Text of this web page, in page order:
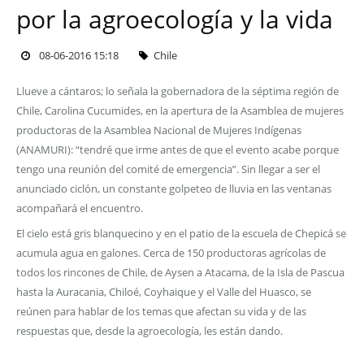
por la agroecología y la vida
08-06-2016 15:18 Chile
Llueve a cántaros; lo señala la gobernadora de la séptima región de
Chile, Carolina Cucumides, en la apertura de la Asamblea de mujeres
productoras de la Asamblea Nacional de Mujeres Indígenas
(ANAMURI): “tendré que irme antes de que el evento acabe porque
tengo una reunión del comité de emergencia”. Sin llegar a ser el
anunciado ciclón, un constante golpeteo de lluvia en las ventanas
acompañará el encuentro.
El cielo está gris blanquecino y en el patio de la escuela de Chepicá se
acumula agua en galones. Cerca de 150 productoras agrícolas de
todos los rincones de Chile, de Aysen a Atacama, de la Isla de Pascua
hasta la Auracania, Chiloé, Coyhaique y el Valle del Huasco, se
reúnen para hablar de los temas que afectan su vida y de las
respuestas que, desde la agroecología, les están dando.